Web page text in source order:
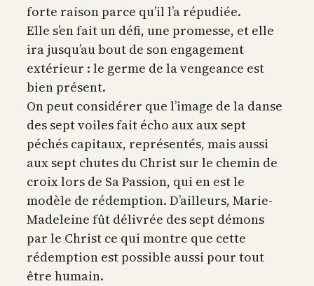
forte raison parce qu’il l’a répudiée.
Elle s’en fait un défi, une promesse, et elle
ira jusqu’au bout de son engagement
extérieur : le germe de la vengeance est
bien présent.
On peut considérer que l’image de la danse
des sept voiles fait écho aux aux sept
péchés capitaux, représentés, mais aussi
aux sept chutes du Christ sur le chemin de
croix lors de Sa Passion, qui en est le
modèle de rédemption. D’ailleurs, Marie-
Madeleine fût délivrée des sept démons
par le Christ ce qui montre que cette
rédemption est possible aussi pour tout
être humain.